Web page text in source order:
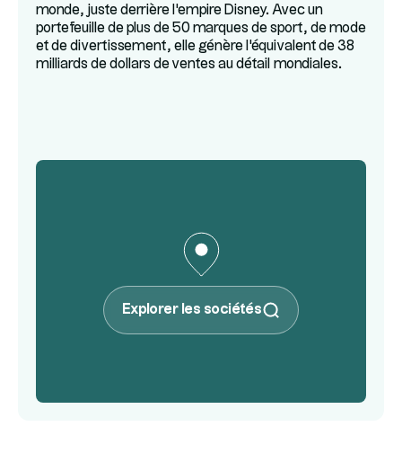
monde, juste derrière l'empire Disney. Avec un
portefeuille de plus de 50 marques de sport, de mode
et de divertissement, elle génère l'équivalent de 38
milliards de dollars de ventes au détail mondiales.
Explorer les sociétés